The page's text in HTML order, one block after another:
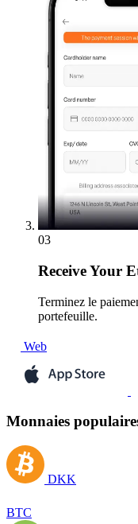
03
ReceiveYour
Terminez le
portefeuille.
Web
Monnaies
DKK
BTC